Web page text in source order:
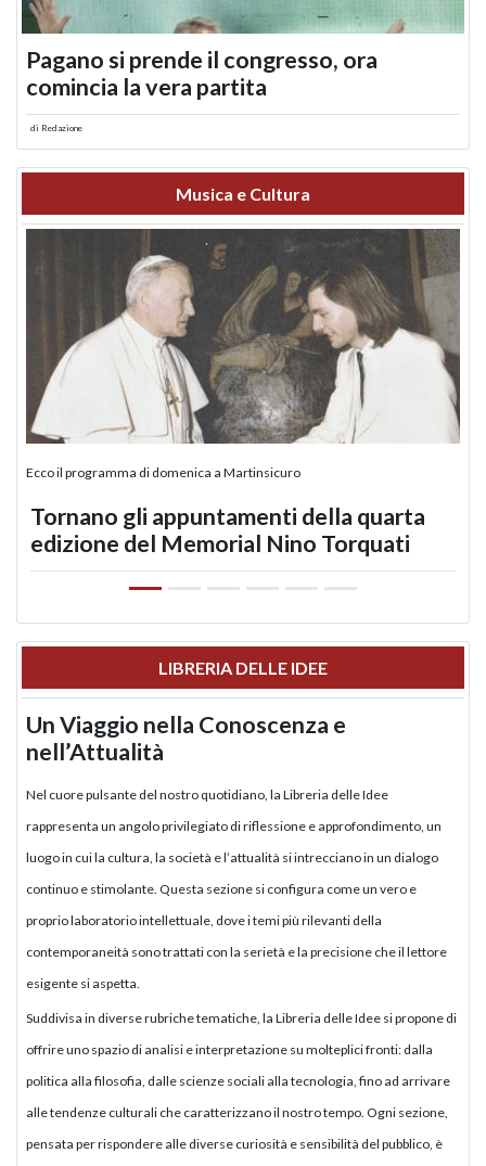
Pagano si prende il congresso, ora
comincia la vera partita
di Redazione
Musica e Cultura
Ecco il programma di domenica a Martinsicuro
Tornano gli appuntamenti della quarta
edizione del Memorial Nino Torquati
LIBRERIA DELLE IDEE
Un Viaggio nella Conoscenza e
nell’Attualità
Nel cuore pulsante del nostro quotidiano, la Libreria delle Idee
rappresenta un angolo privilegiato di riflessione e approfondimento, un
luogo in cui la cultura, la società e l’attualità si intrecciano in un dialogo
continuo e stimolante. Questa sezione si configura come un vero e
proprio laboratorio intellettuale, dove i temi più rilevanti della
contemporaneità sono trattati con la serietà e la precisione che il lettore
esigente si aspetta.
Suddivisa in diverse rubriche tematiche, la Libreria delle Idee si propone di
offrire uno spazio di analisi e interpretazione su molteplici fronti: dalla
politica alla filosofia, dalle scienze sociali alla tecnologia, fino ad arrivare
alle tendenze culturali che caratterizzano il nostro tempo. Ogni sezione,
pensata per rispondere alle diverse curiosità e sensibilità del pubblico, è